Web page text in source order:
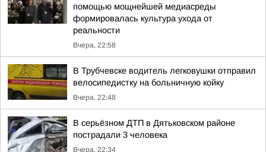
помощью мощнейшей медиасреды
формировалась культура ухода от
реальности
Вчера, 22:58
В Трубчевске водитель легковушки отправил
велосипедистку на больничную койку
Вчера, 22:48
В серьёзном ДТП в Дятьковском районе
пострадали 3 человека
Вчера, 22:34